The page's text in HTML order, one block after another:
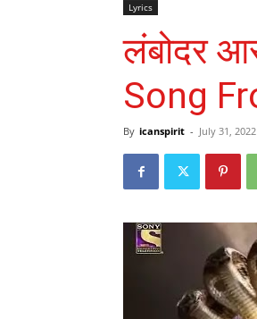
Lyrics
लंबोदर
Song
By icanspirit - July 31, 2022